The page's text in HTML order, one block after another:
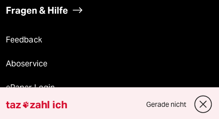
Fragen & Hilfe
Feedback
Aboservice
ePaper Login
Downloads für Abonnierende
taz zahl ich Gerade nicht